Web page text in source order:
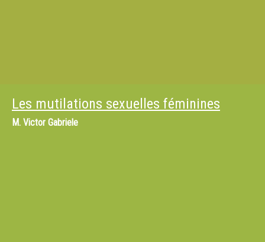
Les mutilations sexuelles féminines
M. Victor Gabriele